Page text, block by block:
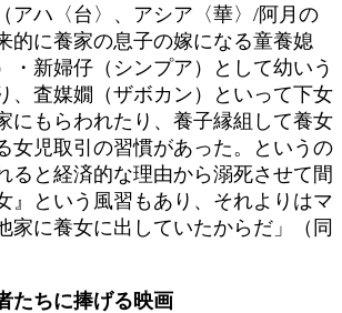
アハ〈台〉、アシア〈華〉/阿月の
的に養家の息子の嫁になる童養媳
・新婦仔（シンプア）として幼いう
、査媒嫺（ザボカン）といって下女
にもらわれたり、養子縁組して養女
女児取引の習慣があった。というの
ると経済的な理由から溺死させて間
』という風習もあり、それよりはマ
家に養女に出していたからだ」（同
たちに捧げる映画